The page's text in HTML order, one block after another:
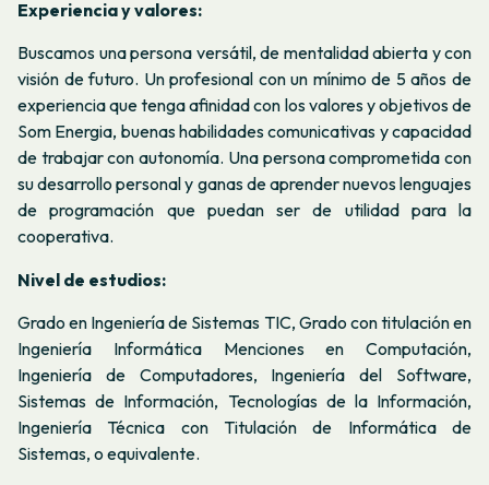
Experiencia y valores:
Buscamos una persona versátil, de mentalidad abierta y con
visión de futuro. Un profesional con un mínimo de 5 años de
experiencia que tenga afinidad con los valores y objetivos de
Som Energia, buenas habilidades comunicativas y capacidad
de trabajar con autonomía. Una persona comprometida con
su desarrollo personal y ganas de aprender nuevos lenguajes
de programación que puedan ser de utilidad para la
cooperativa.
Nivel de estudios:
Grado en Ingeniería de Sistemas TIC, Grado con titulación en
Ingeniería Informática Menciones en Computación,
Ingeniería de Computadores, Ingeniería del Software,
Sistemas de Información, Tecnologías de la Información,
Ingeniería Técnica con Titulación de Informática de
Sistemas, o equivalente.